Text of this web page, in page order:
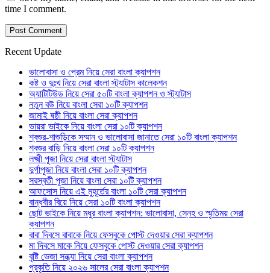
time I comment.
Recent Update
ভালোবাসা ও প্রেম নিয়ে সেরা বাংলা ক্যাপশন
কষ্ট ও দুঃখ নিয়ে সেরা বাংলা স্ট্যাটাস কালেকশন
অ্যাটিটিউড নিয়ে সেরা ৫০টি বাংলা ক্যাপশন ও স্ট্যাটাস
নতুন বউ নিয়ে বাংলা সেরা ১০টি ক্যাপশন
জামাই ষষ্ঠী নিয়ে বাংলা সেরা ক্যাপশন
ভায়রা ভাইকে নিয়ে বাংলা সেরা ১০টি ক্যাপশন
শ্বশুর-শাশুড়িকে সম্মান ও ভালোবাসা জানাতে সেরা ১০টি বাংলা ক্যাপশন
শ্বশুর বাড়ি নিয়ে বাংলা সেরা ১০টি ক্যাপশন
লক্ষ্মী পূজা নিয়ে সেরা বাংলা স্ট্যাটাস
দুর্গাপূজা নিয়ে বাংলা সেরা ১০টি ক্যাপশন
সরস্বতী পূজা নিয়ে বাংলা সেরা ১০টি ক্যাপশন
আফসোস নিয়ে এই মুহূর্তের বাংলা ১০টি সেরা ক্যাপশন
বান্ধবীর বিয়ে নিয়ে সেরা ১০টি বাংলা ক্যাপশন
ছোট ভাইকে নিয়ে মধুর বাংলা ক্যাপশন: ভালোবাসা, স্নেহ ও স্মৃতিময় সেরা
ক্যাপশন
বাবা দিবসে বাবাকে নিয়ে ফেসবুকে পোস্ট দেওয়ার সেরা ক্যাপশন
মা দিবসে মাকে নিয়ে ফেসবুকে পোস্ট দেওয়ার সেরা ক্যাপশন
বৃষ্টি ভেজা সন্ধ্যা নিয়ে সেরা বাংলা ক্যাপশন
প্রকৃতি নিয়ে ২০২৬ সালের সেরা বাংলা ক্যাপশন